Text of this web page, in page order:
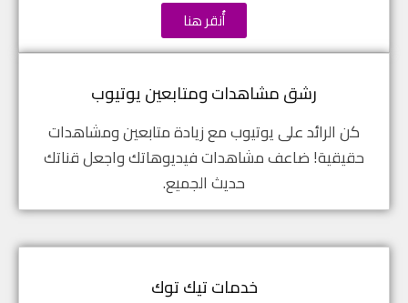
أُنقر هنا
رشق مشاهدات ومتابعين يوتيوب
كن الرائد على يوتيوب مع زيادة متابعين ومشاهدات
حقيقية! ضاعف مشاهدات فيديوهاتك واجعل قناتك
حديث الجميع.
خدمات تيك توك